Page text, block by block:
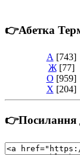
👉Абетка
А [743]
Ж [77]
О [959]
Х [204]
👉Посилання